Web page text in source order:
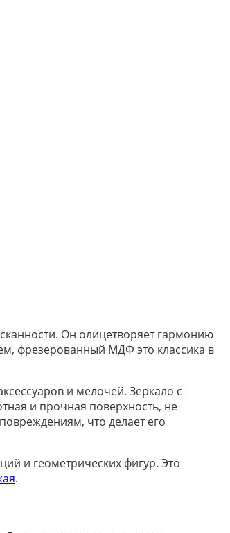
Он олицетворяет гармонию
фрезерованный МДФ это классика в
и мелочей. Зеркало с
и прочная поверхность, не
что делает его
и геометрических фигур. Это
.